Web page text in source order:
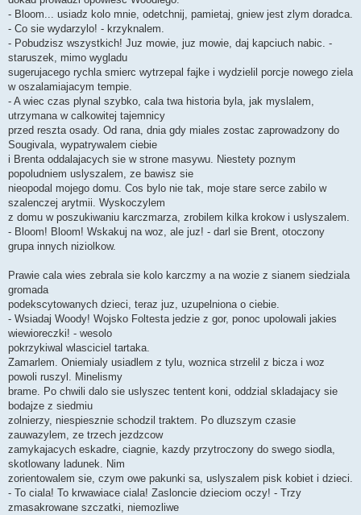
- Bloom... usiadz kolo mnie, odetchnij, pamietaj, gniew jest zlym doradca.
- Co sie wydarzylo! - krzyknalem.
- Pobudzisz wszystkich! Juz mowie, juz mowie, daj kapciuch nabic. -
staruszek, mimo wygladu
sugerujacego rychla smierc wytrzepal fajke i wydzielil porcje nowego ziela
w oszalamiajacym tempie.
- A wiec czas plynal szybko, cala twa historia byla, jak myslalem,
utrzymana w calkowitej tajemnicy
przed reszta osady. Od rana, dnia gdy miales zostac zaprowadzony do
Sougivala, wypatrywalem ciebie
i Brenta oddalajacych sie w strone masywu. Niestety poznym
popoludniem uslyszalem, ze bawisz sie
nieopodal mojego domu. Cos bylo nie tak, moje stare serce zabilo w
szalenczej arytmii. Wyskoczylem
z domu w poszukiwaniu karczmarza, zrobilem kilka krokow i uslyszalem.
- Bloom! Bloom! Wskakuj na woz, ale juz! - darl sie Brent, otoczony
grupa innych niziolkow.
Prawie cala wies zebrala sie kolo karczmy a na wozie z sianem siedziala
gromada
podekscytowanych dzieci, teraz juz, uzupelniona o ciebie.
- Wsiadaj Woody! Wojsko Foltesta jedzie z gor, ponoc upolowali jakies
wiewioreczki! - wesolo
pokrzykiwal wlasciciel tartaka.
Zamarlem. Oniemialy usiadlem z tylu, woznica strzelil z bicza i woz
powoli ruszyl. Minelismy
brame. Po chwili dalo sie uslyszec tentent koni, oddzial skladajacy sie
bodajze z siedmiu
zolnierzy, niespiesznie schodzil traktem. Po dluzszym czasie
zauwazylem, ze trzech jezdzcow
zamykajacych eskadre, ciagnie, kazdy przytroczony do swego siodla,
skotlowany ladunek. Nim
zorientowalem sie, czym owe pakunki sa, uslyszalem pisk kobiet i dzieci.
- To ciala! To krwawiace ciala! Zasloncie dzieciom oczy! - Trzy
zmasakrowane szczatki, niemozliwe